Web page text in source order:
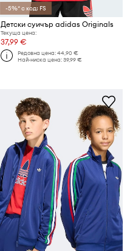
-5%* с код: FS
Детски суичър adidas Originals
Текуща цена:
37,99 €
Редовна цена:44,90 €
Най-ниска цена:39,99 €